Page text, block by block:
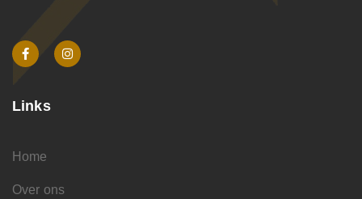
Links
Home
Over ons